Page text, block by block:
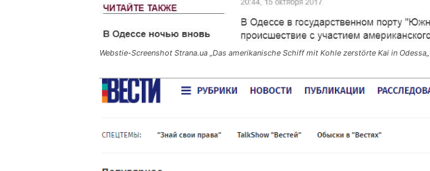
Webstie-Screenshot Strana.ua „Das amerikanische Schiff mit Kohle zerstörte Kai in Odessa„